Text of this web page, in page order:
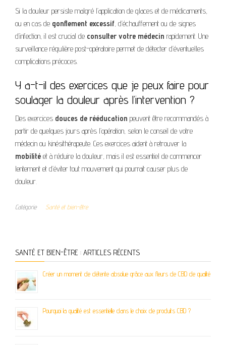
Si la douleur persiste malgré l’application de glaces et de médicaments,
ou en cas de gonflement excessif, d’échauffement ou de signes
d’infection, il est crucial de consulter votre médecin rapidement. Une
surveillance régulière post-opératoire permet de détecter d’éventuelles
complications précoces.
Y a-t-il des exercices que je peux faire pour
soulager la douleur après l’intervention ?
Des exercices douces de rééducation peuvent être recommandés à
partir de quelques jours après l’opération, selon le conseil de votre
médecin ou kinésithérapeute. Ces exercices aident à retrouver la
mobilité et à réduire la douleur, mais il est essentiel de commencer
lentement et d’éviter tout mouvement qui pourrait causer plus de
douleur.
Catégorie Santé et bien-être
SANTÉ ET BIEN-ÊTRE : ARTICLES RÉCENTS
Créer un moment de détente absolue grâce aux fleurs de CBD de qualité
Pourquoi la qualité est essentielle dans le choix de produits CBD ?